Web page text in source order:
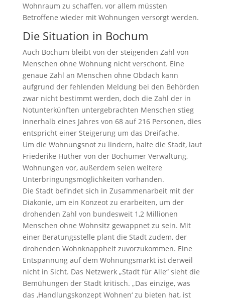
Wohnraum zu schaffen, vor allem müssten
Betroffene wieder mit Wohnungen versorgt werden.
Die Situation in Bochum
Auch Bochum bleibt von der steigenden Zahl von
Menschen ohne Wohnung nicht verschont. Eine
genaue Zahl an Menschen ohne Obdach kann
aufgrund der fehlenden Meldung bei den Behörden
zwar nicht bestimmt werden, doch die Zahl der in
Notunterkünften untergebrachten Menschen stieg
innerhalb eines Jahres von 68 auf 216 Personen, dies
entspricht einer Steigerung um das Dreifache.
Um die Wohnungsnot zu lindern, halte die Stadt, laut
Friederike Hüther von der Bochumer Verwaltung,
Wohnungen vor, außerdem seien weitere
Unterbringungsmöglichkeiten vorhanden.
Die Stadt befindet sich in Zusammenarbeit mit der
Diakonie, um ein Konzeot zu erarbeiten, um der
drohenden Zahl von bundesweit 1,2 Millionen
Menschen ohne Wohnsitz gewappnet zu sein. Mit
einer Beratungsstelle plant die Stadt zudem, der
drohenden Wohnknappheit zuvorzukommen. Eine
Entspannung auf dem Wohnungsmarkt ist derweil
nicht in Sicht. Das Netzwerk „Stadt für Alle“ sieht die
Bemühungen der Stadt kritisch. „Das einzige, was
das ‚Handlungskonzept Wohnen‘ zu bieten hat, ist